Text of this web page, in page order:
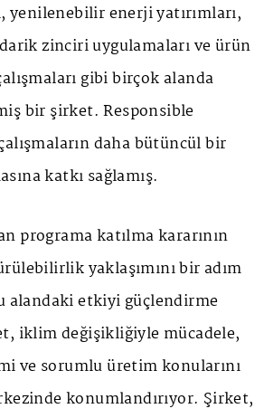
enerji yatırımları,
zinciri uygulamaları ve ürün
gibi birçok alanda
bir şirket. Responsible
daha bütüncül bir
katkı sağlamış.
programa katılma kararının
yaklaşımını bir adım
alandaki etkiyi güçlendirme
iklim değişikliğiyle mücadele,
ve sorumlu üretim konularını
konumlandırıyor. Şirket,